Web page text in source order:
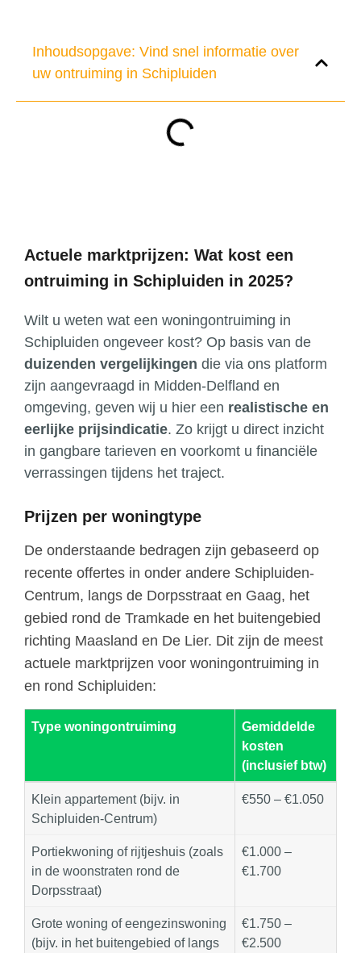
Inhoudsopgave: Vind snel informatie over
uw ontruiming in Schipluiden
Actuele marktprijzen: Wat kost een
ontruiming in Schipluiden in 2025?
Wilt u weten wat een woningontruiming in
Schipluiden ongeveer kost? Op basis van de
duizenden vergelijkingen die via ons platform
zijn aangevraagd in Midden-Delfland en
omgeving, geven wij u hier een realistische en
eerlijke prijsindicatie. Zo krijgt u direct inzicht
in gangbare tarieven en voorkomt u financiële
verrassingen tijdens het traject.
Prijzen per woningtype
De onderstaande bedragen zijn gebaseerd op
recente offertes in onder andere Schipluiden-
Centrum, langs de Dorpsstraat en Gaag, het
gebied rond de Tramkade en het buitengebied
richting Maasland en De Lier. Dit zijn de meest
actuele marktprijzen voor woningontruiming in
en rond Schipluiden:
Type woningontruiming
Gemiddelde
kosten
(inclusief btw)
Klein appartement (bijv. in
Schipluiden-Centrum)
€550 – €1.050
Portiekwoning of rijtjeshuis (zoals
in de woonstraten rond de
Dorpsstraat)
€1.000 –
€1.700
Grote woning of eengezinswoning
(bijv. in het buitengebied of langs
€1.750 –
€2.500